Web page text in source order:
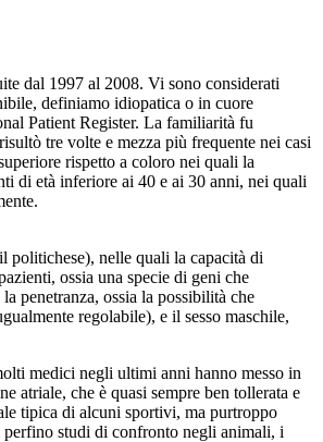
dal 1997 al 2008. Vi sono considerati
definiamo idiopatica o in cuore
Patient Register. La familiarità fu
tre volte e mezza più frequente nei casi
rispetto a coloro nei quali la
di età inferiore ai 40 e ai 30 anni, nei quali
politichese), nelle quali la capacità di
ossia una specie di geni che
penetranza, ossia la possibilità che
regolabile), e il sesso maschile,
medici negli ultimi anni hanno messo in
atriale, che è quasi sempre ben tollerata e
tipica di alcuni sportivi, ma purtroppo
perfino studi di confronto negli animali, i